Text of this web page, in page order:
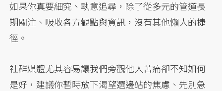
如果你真要細究、執意追尋，除了從多元的管道長
期關注、吸收各方觀點與資訊，沒有其他懶人的捷
徑。
社群媒體尤其容易讓我們旁觀他人苦痛卻不知如何
是好，建議你暫時放下渴望選邊站的焦慮、先別急